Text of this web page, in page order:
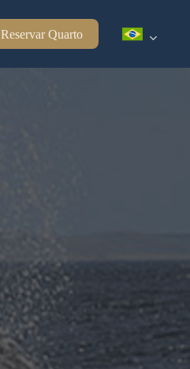
Reservar Quarto